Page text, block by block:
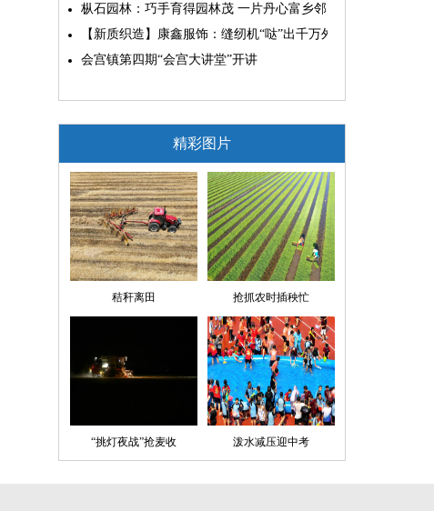
枞石园林：巧手育得园林茂 一片丹心富乡邻
【新质织造】康鑫服饰：缝纫机“哒”出千万外贸大生意
会宫镇第四期“会宫大讲堂”开讲
精彩图片
秸秆离田 抢抓农时插秧忙
“挑灯夜战”抢麦收 泼水减压迎中考